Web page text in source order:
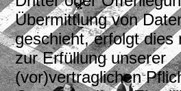
Übermittlung von
geschieht, erfolgt dies
zur Erfüllung unserer
(vor)vertraglichen